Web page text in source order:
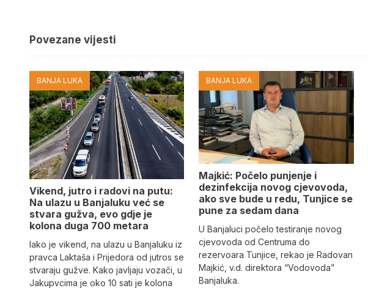
Povezane vijesti
BANJA LUKA
Vikend, jutro i radovi na putu:
Na ulazu u Banjaluku već se
stvara gužva, evo gdje je
kolona duga 700 metara
Iako je vikend, na ulazu u Banjaluku iz
pravca Laktaša i Prijedora od jutros se
stvaraju gužve. Kako javljaju vozači, u
Jakupvcima je oko 10 sati je kolona
BANJA LUKA
Majkić: Počelo punjenje i
dezinfekcija novog cjevovoda,
ako sve bude u redu, Tunjice se
pune za sedam dana
U Banjaluci počelo testiranje novog
cjevovoda od Centruma do
rezervoara Tunjice, rekao je Radovan
Majkić, v.d. direktora “Vodovoda”
Banjaluka.